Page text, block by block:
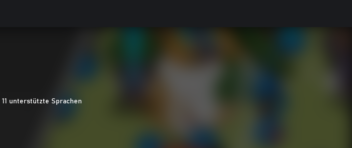
11 unterstützte Sprachen